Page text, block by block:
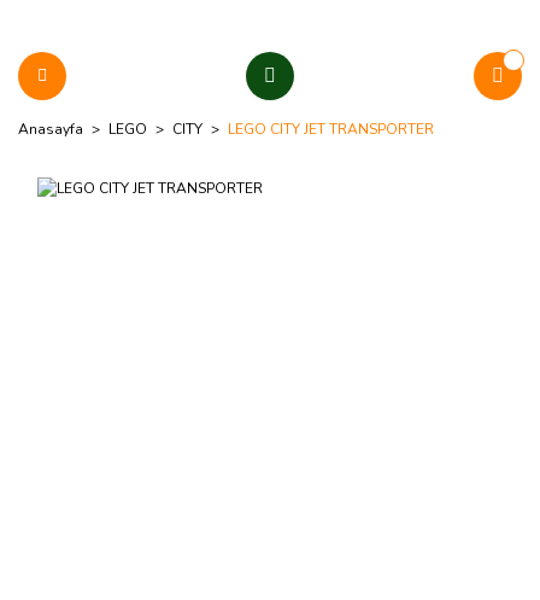
Anasayfa LEGO CITY LEGO CITY JET TRANSPORTER